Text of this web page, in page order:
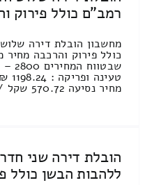
רמב"ם כולל פירוק
מחשבון הובלת דירה
מחיר נסיעה 570.72 שקל / זמן נסיעה בין [...]
הובלת דירה שני
ללהבות הבשן כולל